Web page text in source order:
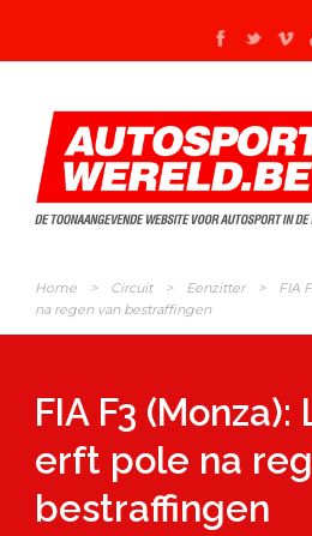
Home > Circuit > Eenzitter >
FIA
na regen van bestraffingen
FIA F3 (Monza):
erft pole na
bestraffingen